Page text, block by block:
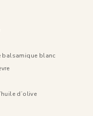
balsamique blanc
d’olive